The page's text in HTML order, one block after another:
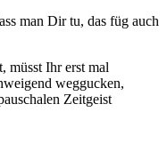
man Dir tu, das füg auch
müsst Ihr erst mal
weggucken,
Zeitgeist